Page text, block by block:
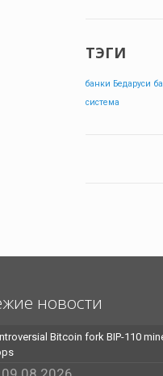
ТЭГИ
банки Бедаруси
система
новости
Bitcoin fork BIP-110